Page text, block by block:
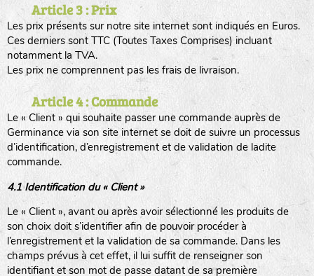
Article 3 : Prix
Les prix présents sur notre site internet sont indiqués en Euros.
Ces derniers sont TTC (Toutes Taxes Comprises) incluant
notamment la TVA.
Les prix ne comprennent pas les frais de livraison.
Article 4 : Commande
Le « Client » qui souhaite passer une commande auprès de
Germinance via son site internet se doit de suivre un processus
d’identification, d’enregistrement et de validation de ladite
commande.
4.1 Identification du « Client »
Le « Client », avant ou après avoir sélectionné les produits de
son choix doit s’identifier afin de pouvoir procéder à
l’enregistrement et la validation de sa commande. Dans les
champs prévus à cet effet, il lui suffit de renseigner son
identifiant et son mot de passe datant de sa première